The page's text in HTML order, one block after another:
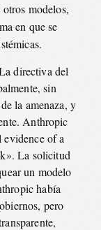
modelos,
en que se
directiva del
sin
la amenaza, y
Anthropic
of a
La solicitud
un modelo
había
pero